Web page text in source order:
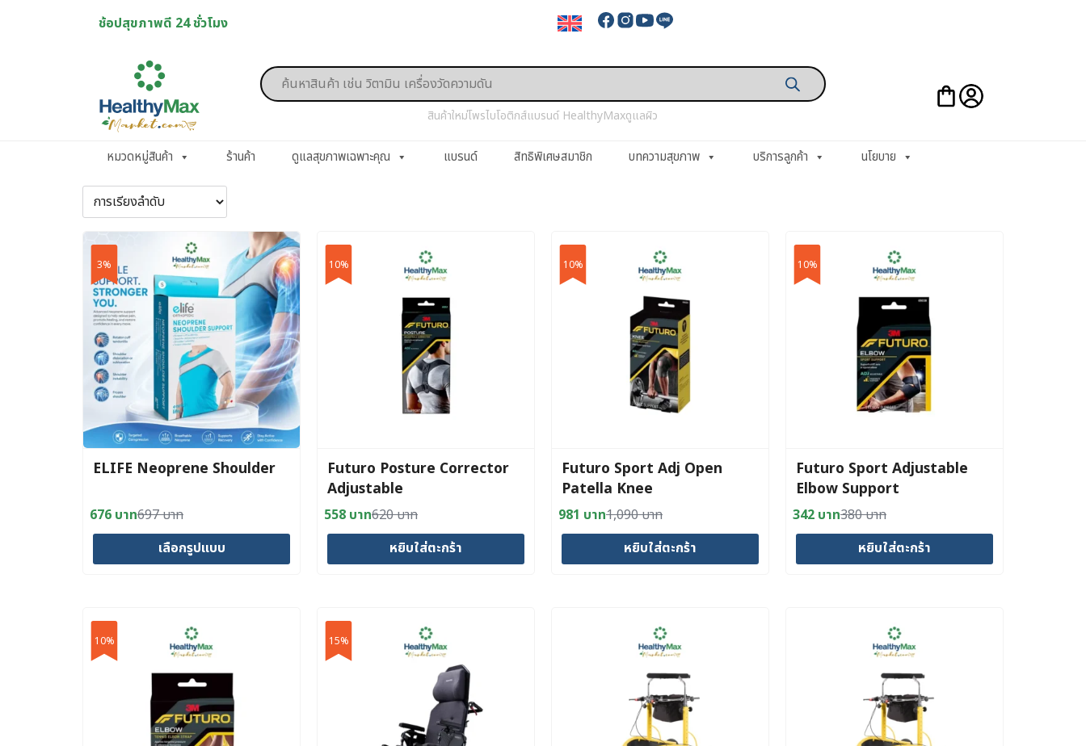
ช้อปสุขภาพดี 24 ชั่วโมง
Products
search
สินค้าใหม่โพรไบโอติกส์แบรนด์ HealthyMaxดูแลผิว
หมวดหมู่สินค้า ร้านค้า ดูแลสุขภาพเฉพาะคุณ แบรนด์ สิทธิพิเศษสมาชิก บทความสุขภาพ บริการลูกค้า นโยบาย
3%
ELIFE Neoprene Shoulder
697บาท
Original
price
was:
676 บาท
Current
price
is:
เลือกรูปแบบ
has
multiple
variants.
10%
Futuro Posture Corrector
Adjustable
620บาท
Original
price
was:
558 บาท
Current
price
is:
หยิบใส่ตะกร้า
10%
Futuro Sport Adj Open
Patella Knee
1,090บาท
Original
price
was:
981 บาท
Current
price
is:
หยิบใส่ตะกร้า
10%
Futuro Sport Adjustable
Elbow Support
380บาท
Original
price
was:
342 บาท
Current
price
is:
หยิบใส่ตะกร้า
10% 15%